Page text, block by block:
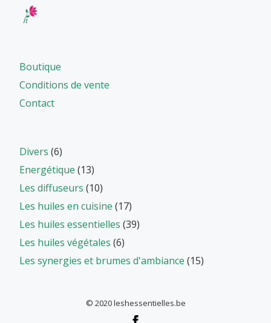
Boutique
Conditions de vente
Contact
Divers (6)
Energétique (13)
Les diffuseurs (10)
Les huiles en cuisine (17)
Les huiles essentielles (39)
Les huiles végétales (6)
Les synergies et brumes d'ambiance (15)
© 2020 leshessentielles.be